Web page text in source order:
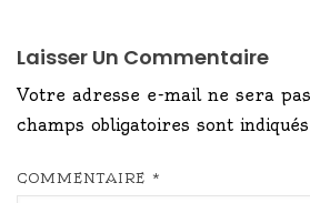
Laisser Un Commentaire
Votre adresse e-mail ne sera
champs obligatoires sont
COMMENTAIRE *